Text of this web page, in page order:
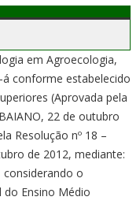
em Agroecologia,
á conforme estabelecido
(Aprovada pela
22 de outubro
Resolução nº 18 –
de 2012, mediante:
considerando o
Ensino Médio